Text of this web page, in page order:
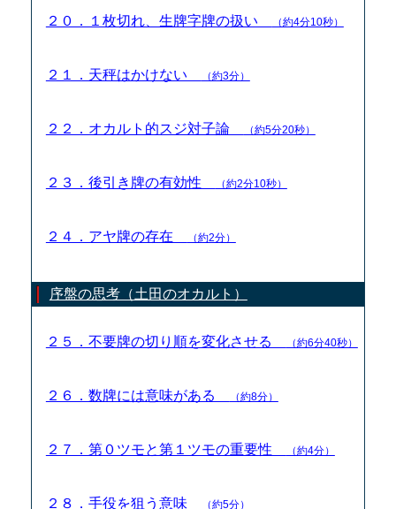
２０．１枚切れ、生牌字牌の扱い （約4分10秒）
２１．天秤はかけない （約3分）
２２．オカルト的スジ対子論 （約5分20秒）
２３．後引き牌の有効性 （約2分10秒）
２４．アヤ牌の存在 （約2分）
序盤の思考（土田のオカルト）
２５．不要牌の切り順を変化させる （約6分40秒）
２６．数牌には意味がある （約8分）
２７．第０ツモと第１ツモの重要性 （約4分）
２８．手役を狙う意味 （約5分）